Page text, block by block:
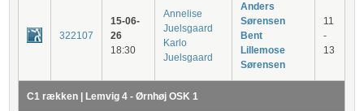
322107
15-06-
26
18:30
Annelise
Juelsgaard
Karlo
Juelsgaard
Anders
Sørensen
Bent
Lillemose
Sørensen
11
-
13
C1 rækken | Lemvig 4 - Ørnhøj OSK 1